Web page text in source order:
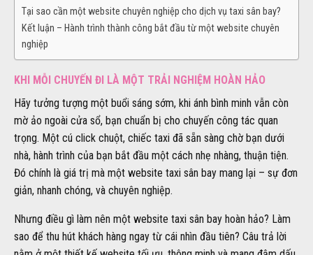
Tại sao cần một website chuyên nghiệp cho dịch vụ taxi sân bay?
Kết luận – Hành trình thành công bắt đầu từ một website chuyên
nghiệp
KHI MỖI CHUYẾN ĐI LÀ MỘT TRẢI NGHIỆM HOÀN HẢO
Hãy tưởng tượng một buổi sáng sớm, khi ánh bình minh vẫn còn
mờ ảo ngoài cửa sổ, bạn chuẩn bị cho chuyến công tác quan
trọng. Một cú click chuột, chiếc taxi đã sẵn sàng chờ bạn dưới
nhà, hành trình của bạn bắt đầu một cách nhẹ nhàng, thuận tiện.
Đó chính là giá trị mà một website taxi sân bay mang lại – sự đơn
giản, nhanh chóng, và chuyên nghiệp.
Nhưng điều gì làm nên một website taxi sân bay hoàn hảo? Làm
sao để thu hút khách hàng ngay từ cái nhìn đầu tiên? Câu trả lời